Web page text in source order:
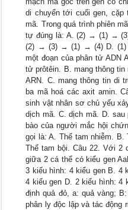
di chuyển tới cuối gen,
mã. Trong quá trình phiên
tự đúng là: A. (2) → (1) →
(2) → (3) → (1) → (4) D.
một đoạn của phân tử ADN
tử prôtêin. B. mang thông
ARN. C. mang thông tin di
ba mã hoá các axit amin.
sinh vật nhân sơ chủ yếu
dịch mã. C. dịch mã. D. sau
bào của người mắc hội
gọi là: A. Thể tam nhiễm. B.
Thể tam bội. Câu 22. Với 2
giữa 2 cá thể có kiểu gen
3 kiểu hình: 4 kiểu gen B. 4
4 kiểu gen D. 2 kiểu hình: 4
định quả đỏ, a: quả vàng;
phân ly độc lập và tác động